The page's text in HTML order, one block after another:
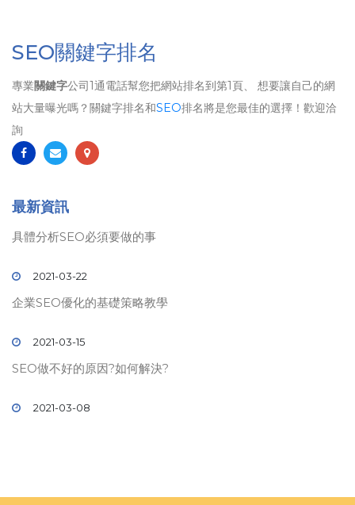
SEO關鍵字排名
專業關鍵字公司1通電話幫您把網站排名到第1頁、 想要讓自己的網
站大量曝光嗎？關鍵字排名和SEO排名將是您最佳的選擇！歡迎洽
詢
最新資訊
具體分析SEO必須要做的事
2021-03-22
企業SEO優化的基礎策略教學
2021-03-15
SEO做不好的原因?如何解決?
2021-03-08